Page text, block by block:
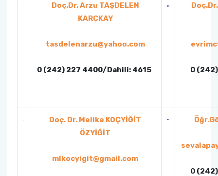
Doç.Dr. Arzu TAŞDELEN
KARÇKAY
tasdelenarzu@yahoo.com
0 (242) 227 4400/Dahili: 4615 0
Doç. Dr. Melike KOÇYİĞİT
ÖZYİĞİT
mlkocyigit@gmail.com
0